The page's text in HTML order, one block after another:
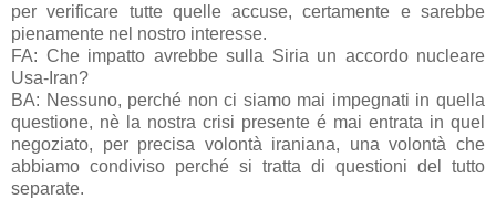
per verificare tutte quelle accuse, certamente e sarebbe
pienamente nel nostro interesse.
FA: Che impatto avrebbe sulla Siria un accordo nucleare
Usa-Iran?
BA: Nessuno, perché non ci siamo mai impegnati in quella
questione, nè la nostra crisi presente é mai entrata in quel
negoziato, per precisa volontà iraniana, una volontà che
abbiamo condiviso perché si tratta di questioni del tutto
separate.